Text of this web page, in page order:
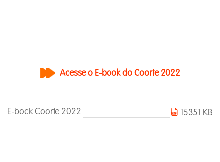
Acesse o E-book do Coorte 2022
E-book Coorte 2022 15351 KB